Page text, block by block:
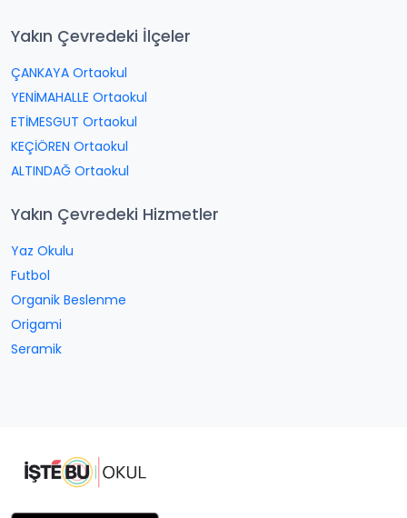
Yakın Çevredeki İlçeler
ÇANKAYA Ortaokul
YENİMAHALLE Ortaokul
ETİMESGUT Ortaokul
KEÇİÖREN Ortaokul
ALTINDAĞ Ortaokul
Yakın Çevredeki Hizmetler
Yaz Okulu
Futbol
Organik Beslenme
Origami
Seramik